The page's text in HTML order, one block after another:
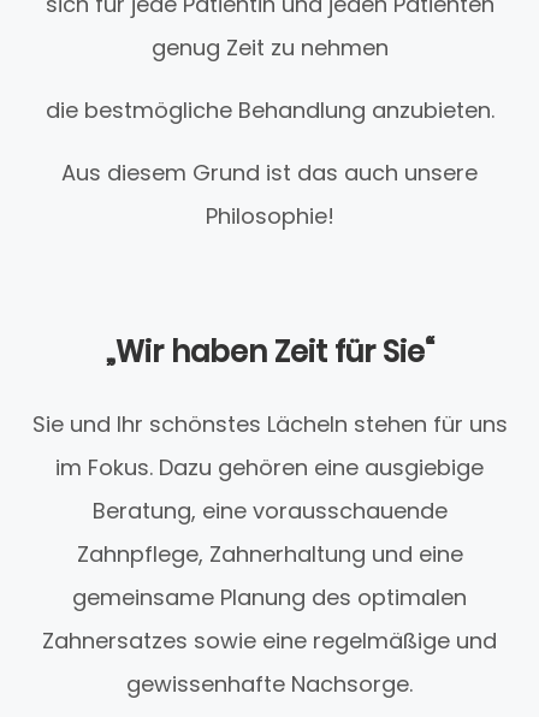
genug Zeit zu nehmen
die bestmögliche Behandlung anzubieten.
Aus diesem Grund ist das auch unsere
Philosophie!
„Wir haben Zeit für Sie“
Sie und Ihr schönstes Lächeln stehen für uns
im Fokus. Dazu gehören eine ausgiebige
Beratung, eine vorausschauende
Zahnpflege, Zahnerhaltung und eine
gemeinsame Planung des optimalen
Zahnersatzes sowie eine regelmäßige und
gewissenhafte Nachsorge.